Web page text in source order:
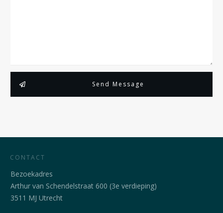
Send Message
CONTACT
Bezoekadres
Arthur van Schendelstraat 600 (3e verdieping)
3511 MJ Utrecht